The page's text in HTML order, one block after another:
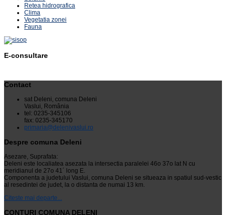
Retea hidrografica
Clima
Vegetatia zonei
Fauna
E-consultare
Contact
sat Deleni, comuna Deleni
Vaslui, România
tel: 0235-345106
fax: 0235-345170
primaria@delenivaslui.ro
Despre comuna Deleni
Asezare, Suprafata:
Deleni este localiatea asezata la intersectia paralelei 46o 37o lat N cu
meridianul de 27o 41´ long E.
Componenta a judetului Vaslui, comuna Deleni se situeaza in spatiul sud-vestic
al resedintei de judet, la o distanta de numai 13 km.
Citeste mai departe...
CONTURI COMUNA DELENI